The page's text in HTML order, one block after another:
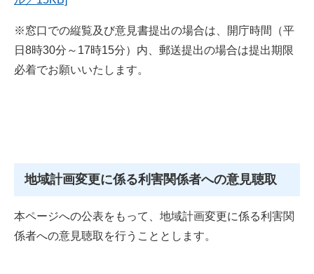
※窓口での縦覧及び意見書提出の場合は、開庁時間（平
日8時30分～17時15分）内、郵送提出の場合は提出期限
必着でお願いいたします。
地域計画変更に係る利害関係者への意見聴取
本ページへの公表をもって、地域計画変更に係る利害関
係者への意見聴取を行うこととします。